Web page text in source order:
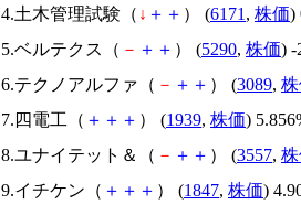
4.土木管理試験（ ↓ ＋ ＋ ） (6171 , 株価)
5.ベルテクス（ － ＋ ＋ ） (5290, 株価) -
6.テクノアルファ（ － ＋ ＋ ） (3089,
7.四電工（ ＋ ＋ ＋ ） (1939, 株価)
8.ユナイテット＆（ － ＋ ＋ ） (3557,
9.イチケン（ ＋ ＋ ＋ ） (1847, 株価)